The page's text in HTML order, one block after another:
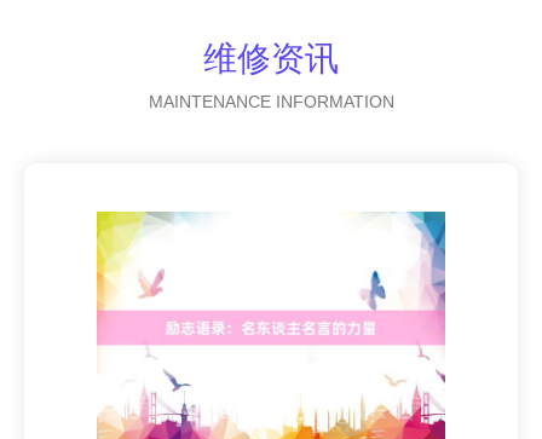
维修资讯
MAINTENANCE INFORMATION